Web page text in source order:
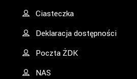
Ciasteczka
Deklaracja dostępności
Poczta ŻDK
NAS